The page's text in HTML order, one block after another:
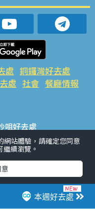
本週好去處
處 銅鑼灣好去處
處 社會 餐廳情報
咀好去處
處 旺角好去處 社會
食社群熱話
式
#限時搶
心 #著數 #網絡熱話
站體驗，請確定您同意
繼續瀏覽。